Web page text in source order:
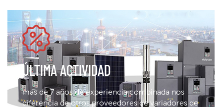
servicio al cliente Nuestro equipo Dolycon cuenta con un
sólido equipo de I+D y un potente grupo directivo con
miembros profesionales y experimentados. La mayoría de
ellos con maestría y experiencia laboral en las principales
empresas del sector. Gracias a su perseverancia, innovación y
conocimientos técnicos avanzados, siguen apareciendo en el
mercado productos Dolycon más estables y avanzados de
ÚLTIMA ACTIVIDAD
más de 7 años de experiencia combinada nos
diferencia de otros proveedores de variadores de